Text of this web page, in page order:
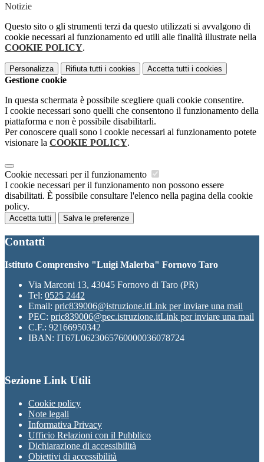
Notizie
Questo sito o gli strumenti terzi da questo utilizzati si avvalgono di
cookie necessari al funzionamento ed utili alle finalità illustrate nella
COOKIE POLICY.
Personalizza Rifiuta tutti i cookies Accetta tutti i cookies
Gestione cookie
In questa schermata è possibile scegliere quali cookie consentire.
I cookie necessari sono quelli che consentono il funzionamento della
piattaforma e non è possibile disabilitarli.
Per conoscere quali sono i cookie necessari al funzionamento potete
visionare la COOKIE POLICY.
Cookie necessari per il funzionamento
I cookie necessari per il funzionamento non possono essere
disabilitati. È possibile consultare l'elenco nella pagina della cookie
policy.
Accetta tutti Salva le preferenze
Contatti
Istituto Comprensivo "Luigi Malerba" Fornovo Taro
Via Marconi 13, 43045 Fornovo di Taro (PR)
Tel: 0525 2442
Email: pric839006@istruzione.itLink per inviare una mail
PEC: pric839006@pec.istruzione.itLink per inviare una mail
C.F.: 92166950342
IBAN: IT67L0623065760000036078724
Sezione Link Utili
Cookie policy
Note legali
Informativa Privacy
Ufficio Relazioni con il Pubblico
Dichiarazione di accessibilità
Obiettivi di accessibilità